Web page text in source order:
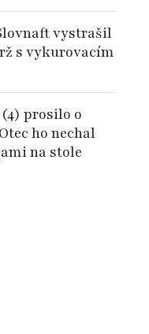
vystrašil
s vykurovacím
prosilo o
ho nechal
na stole